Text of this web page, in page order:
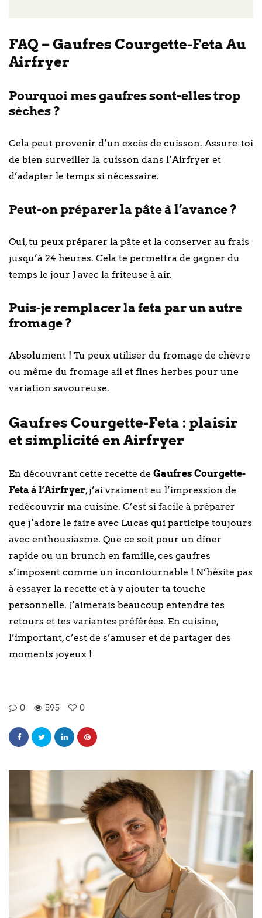
FAQ – Gaufres Courgette-Feta Au
Airfryer
Pourquoi mes gaufres sont-elles trop
sèches ?
Cela peut provenir d’un excès de cuisson. Assure-toi
de bien surveiller la cuisson dans l’Airfryer et
d’adapter le temps si nécessaire.
Peut-on préparer la pâte à l’avance ?
Oui, tu peux préparer la pâte et la conserver au frais
jusqu’à 24 heures. Cela te permettra de gagner du
temps le jour J avec la friteuse à air.
Puis-je remplacer la feta par un autre
fromage ?
Absolument ! Tu peux utiliser du fromage de chèvre
ou même du fromage ail et fines herbes pour une
variation savoureuse.
Gaufres Courgette-Feta : plaisir
et simplicité en Airfryer
En découvrant cette recette de Gaufres Courgette-
Feta à l’Airfryer, j’ai vraiment eu l’impression de
redécouvrir ma cuisine. C’est si facile à préparer
que j’adore le faire avec Lucas qui participe toujours
avec enthousiasme. Que ce soit pour un dîner
rapide ou un brunch en famille, ces gaufres
s’imposent comme un incontournable ! N’hésite pas
à essayer la recette et à y ajouter ta touche
personnelle. J’aimerais beaucoup entendre tes
retours et tes variantes préférées. En cuisine,
l’important, c’est de s’amuser et de partager des
moments joyeux !
0 595 0